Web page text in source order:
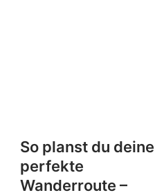
So planst du deine
perfekte
Wanderroute –